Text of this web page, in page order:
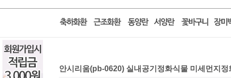
안시리움(pb-0620) 실내공기정화식물 미세먼지